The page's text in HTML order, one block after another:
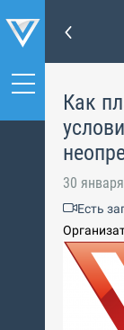
Как
30 января
Есть